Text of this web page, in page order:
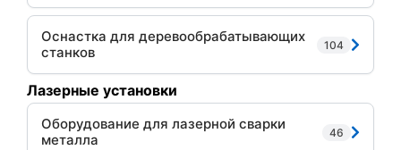
Оснастка для деревообрабатывающих
станков
104
Лазерные установки
Оборудование для лазерной сварки
металла
46